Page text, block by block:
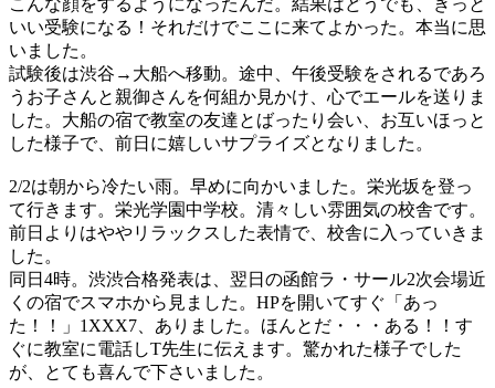
いい受験になる！それだけでここに来てよかった。本当に思
いました。
試験後は渋谷→大船へ移動。途中、午後受験をされるであろ
うお子さんと親御さんを何組か見かけ、心でエールを送りま
した。大船の宿で教室の友達とばったり会い、お互いほっと
した様子で、前日に嬉しいサプライズとなりました。
2/2は朝から冷たい雨。早めに向かいました。栄光坂を登っ
て行きます。栄光学園中学校。清々しい雰囲気の校舎です。
前日よりはややリラックスした表情で、校舎に入っていきま
した。
同日4時。渋渋合格発表は、翌日の函館ラ・サール2次会場近
くの宿でスマホから見ました。HPを開いてすぐ「あっ
た！！」1XXX7、ありました。ほんとだ・・・ある！！す
ぐに教室に電話しT先生に伝えます。驚かれた様子でした
が、とても喜んで下さいました。